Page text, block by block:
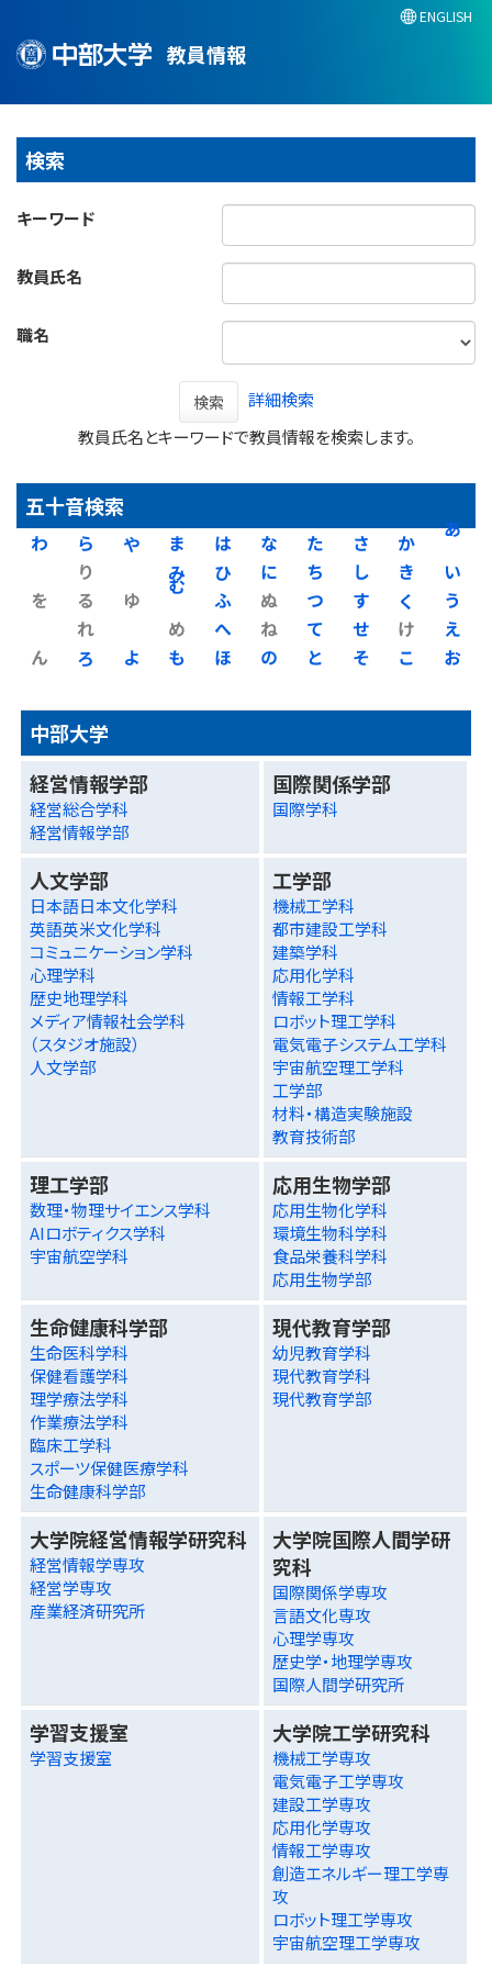
教員情報
ENGLISH
検索
キーワード
教員氏名
職名
検索
詳細検索
教員氏名とキーワードで教員情報を検索します。
五十音検索
あ
い
う
え
お
か
き
く
け
こ
さ
し
す
せ
そ
た
ち
つ
て
と
な
に
ぬ
ね
の
は
ひ
ふ
へ
ほ
ま
み
む
め
も
や
ゆ
よ
ら
り
る
れ
ろ
わ
を
ん
中部大学
経営情報学部
経営総合学科
経営情報学部
国際関係学部
国際学科
人文学部
日本語日本文化学科
英語英米文化学科
コミュニケーション学科
心理学科
歴史地理学科
メディア情報社会学科
（スタジオ施設）
人文学部
工学部
機械工学科
都市建設工学科
建築学科
応用化学科
情報工学科
ロボット理工学科
電気電子システム工学科
宇宙航空理工学科
工学部
材料・構造実験施設
教育技術部
理工学部
数理・物理サイエンス学科
AIロボティクス学科
宇宙航空学科
応用生物学部
応用生物化学科
環境生物科学科
食品栄養科学科
応用生物学部
生命健康科学部
生命医科学科
保健看護学科
理学療法学科
作業療法学科
臨床工学科
スポーツ保健医療学科
生命健康科学部
現代教育学部
幼児教育学科
現代教育学科
現代教育学部
大学院経営情報学研究科
経営情報学専攻
経営学専攻
産業経済研究所
大学院国際人間学研
究科
国際関係学専攻
言語文化専攻
心理学専攻
歴史学・地理学専攻
国際人間学研究所
学習支援室
学習支援室
大学院工学研究科
機械工学専攻
電気電子工学専攻
建設工学専攻
応用化学専攻
情報工学専攻
創造エネルギー理工学専
攻
ロボット理工学専攻
宇宙航空理工学専攻